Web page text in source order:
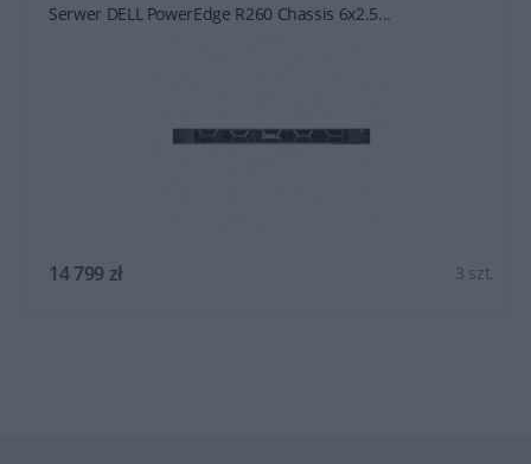
Serwer DELL PowerEdge R260 Chassis 6x2.5...
14 799 zł 3 szt.